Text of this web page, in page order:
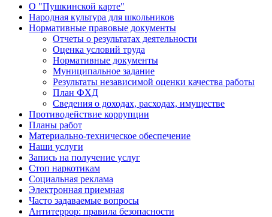
О "Пушкинской карте"
Народная культура для школьников
Нормативные правовые документы
Отчеты о результатах деятельности
Оценка условий труда
Нормативные документы
Муниципальное задание
Результаты независимой оценки качества работы
План ФХД
Сведения о доходах, расходах, имуществе
Противодействие коррупции
Планы работ
Материально-техническое обеспечение
Наши услуги
Запись на получение услуг
Стоп наркотикам
Социальная реклама
Электронная приемная
Часто задаваемые вопросы
Антитеррор: правила безопасности